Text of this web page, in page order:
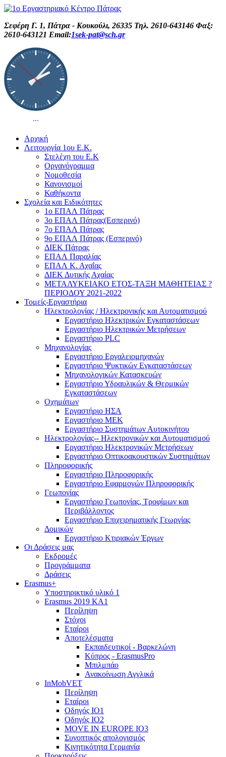
Σεφέρη Γ. 1, Πάτρα - Κουκούλι, 26335 Τηλ. 2610-643146 Φαξ:
2610-643121 Email:1sek-pat@sch.gr
Αρχική
Λειτουργία 1ου Ε.Κ.
Στελέχη του Ε.Κ
Οργανόγραμμα
Νομοθεσία
Κανονισμοί
Καθήκοντα
Σχολεία και Ειδικότητες
1ο ΕΠΑΛ Πάτρας
3ο ΕΠΑΛ Πάτρας(Εσπερινό)
7ο ΕΠΑΛ Πάτρας
9ο ΕΠΑΛ Πάτρας (Εσπερινό)
ΔΙΕΚ Πάτρας
ΕΠΑΛ Παραλίας
ΕΠΑΛ Κ. Αχαΐας
ΔΙΕΚ Δυτικής Αχαίας
ΜΕΤΑΛΥΚΕΙΑΚΟ ΕΤΟΣ-ΤΑΞΗ ΜΑΘΗΤΕΙΑΣ ?
ΠΕΡΙΟΔΟΥ 2021-2022
Τομείς-Εργαστήρια
Ηλεκτρολογίας / Ηλεκτρονικής και Αυτοματισμού
Εργαστήριο Ηλεκτρικών Εγκαταστάσεων
Εργαστήριο Ηλεκτρικών Μετρήσεων
Εργαστήριο PLC
Μηχανολογίας
Εργαστήριο Εργαλειομηχανών
Εργαστήριο Ψυκτικών Εγκαταστάσεων
Μηχανολογικών Κατασκευών
Εργαστήριο Υδραυλικών & Θερμικών
Εγκαταστάσεων
Οχημάτων
Εργαστήριο ΗΣΑ
Εργαστήριο ΜΕΚ
Εργαστήριο Συστημάτων Αυτοκινήτου
Ηλεκτρολογίας-- Ηλεκτρονικών και Αυτοματισμού
Εργαστήριο Ηλεκτρονικών Μετρήσεων
Εργαστήριο Οπτικοακουστικών Συστημάτων
Πληροφορικής
Εργαστήριο Πληροφορικής
Εργαστήριο Εφαρμογών Πληροφορικής
Γεωπονίας
Εργαστήριο Γεωπονίας, Τροφίμων και
Περιβάλλοντος
Εργαστήριο Επιχειρηματικής Γεωργίας
Δομικών
Εργαστήριο Κτιριακών Έργων
Οι Δράσεις μας
Εκδρομές
Προγράμματα
Δράσεις
Erasmus+
Υποστηρικτικό υλικό 1
Erasmus 2019 KA1
Περίληψη
Στόχοι
Εταίροι
Αποτελέσματα
Εκπαιδευτικοί - Βαρκελώνη
Κύπρος - ErasmusPro
Μπιλμπάο
Ανακοίνωση Αγγλικά
InMobVET
Περίληψη
Εταίροι
Οδηγός ΙΟ1
Οδηγός ΙΟ2
MOVE IN EUROPE IO3
Συνοπτικός απολογισμός
Κινητικότητα Γερμανία